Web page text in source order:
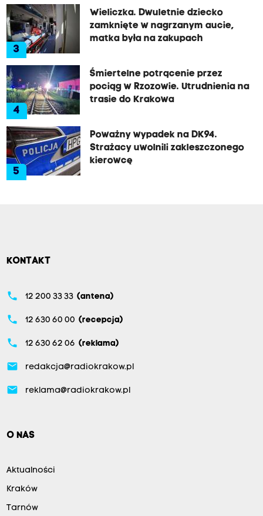
3
Wieliczka. Dwuletnie dziecko
zamknięte w nagrzanym aucie,
matka była na zakupach
4
Śmiertelne potrącenie przez
pociąg w Rzozowie. Utrudnienia na
trasie do Krakowa
5
Poważny wypadek na DK94.
Strażacy uwolnili zakleszczonego
kierowcę
KONTAKT
phone 12 200 33 33 (antena)
phone 12 630 60 00 (recepcja)
phone 12 630 62 06 (reklama)
email redakcja@radiokrakow.pl
email reklama@radiokrakow.pl
O NAS
Aktualności
Kraków
Tarnów